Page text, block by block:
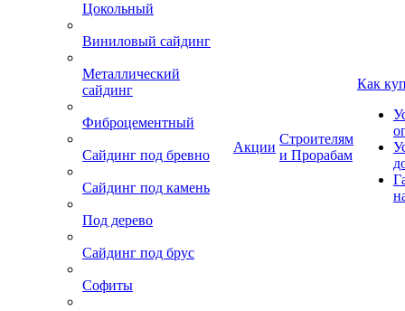
Цокольный
Виниловый сайдинг
Металлический
сайдинг
Фиброцементный
Сайдинг под бревно
Сайдинг под камень
Под дерево
Сайдинг под брус
Софиты
Акции
Строителям
и Прорабам
Как